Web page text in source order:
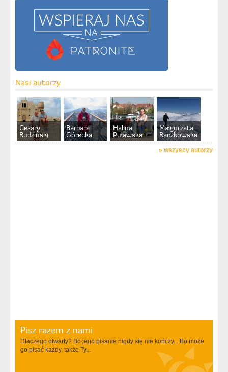
Nasi autorzy
Cezary
Rudziński
Barbara
Górecka
Halina
Puławska
Małgorzata
Raczkowska
» wszyscy autorzy
Pisz razem z nami
Dlaczego otwarty? Bo jego pisanie nigdy się nie kończy... Bo może
go pisać każdy, także Ty...